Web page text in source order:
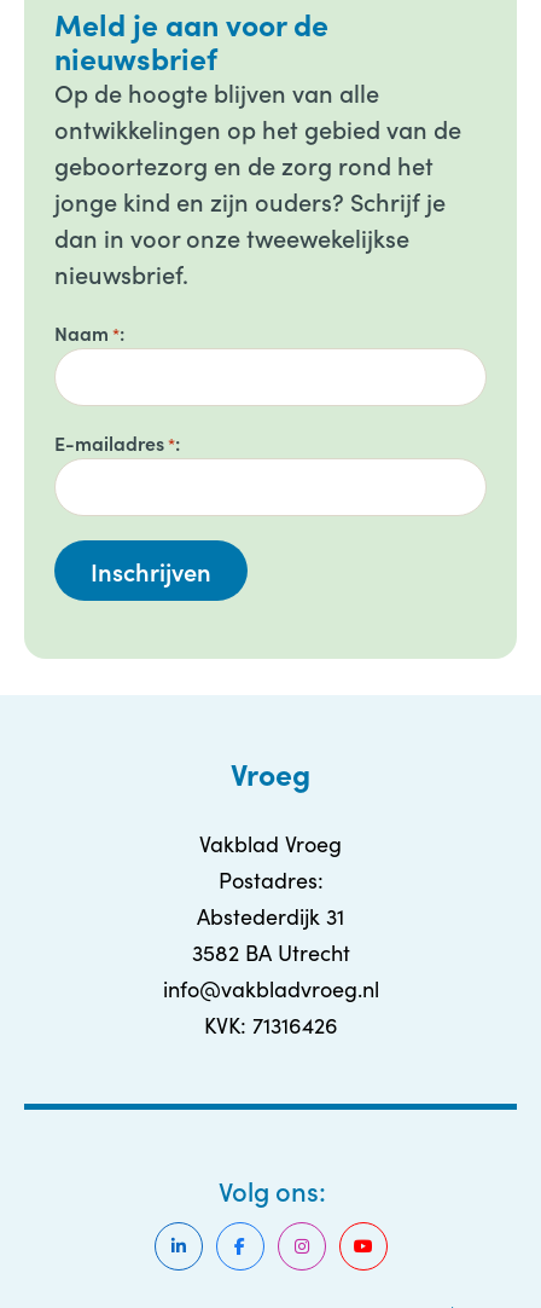
Meld je aan voor de
nieuwsbrief
Op de hoogte blijven van alle
ontwikkelingen op het gebied van de
geboortezorg en de zorg rond het
jonge kind en zijn ouders? Schrijf je
dan in voor onze tweewekelijkse
nieuwsbrief.
Naam *
E-mailadres*
Vroeg
Vakblad Vroeg
Postadres:
Abstederdijk 31
3582 BA Utrecht
info@vakbladvroeg.nl
KVK: 71316426
Volg ons: